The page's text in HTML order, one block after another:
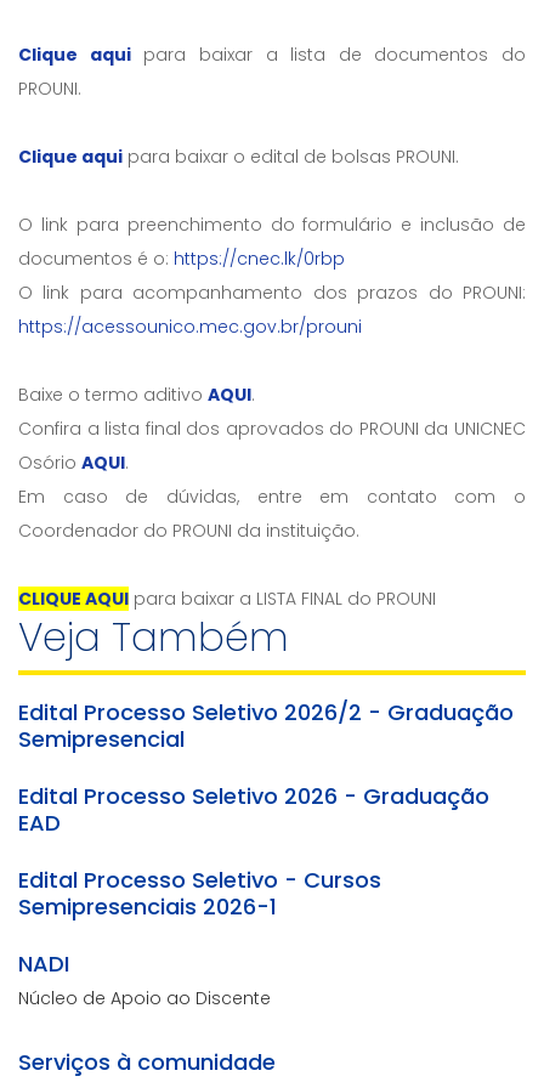
Clique aquipara baixar a lista de documentos do
PROUNI.
Clique aqui para baixar o edital de bolsas PROUNI.
O link para preenchimento do formulário e inclusão de
documentos é o: https://cnec.lk/0rbp
O link para acompanhamento dos prazos do PROUNI:
https://acessounico.mec.gov.br/prouni
Baixe o termo aditivo AQUI.
Confira a lista final dos aprovados do PROUNI da UNICNEC
Osório AQUI.
Em caso de dúvidas, entre em contato com o
Coordenador do PROUNI da instituição.
CLIQUE AQUI para baixar a LISTA FINAL do PROUNI
Veja Também
Edital Processo Seletivo 2026/2 - Graduação
Semipresencial
Edital Processo Seletivo 2026 - Graduação
EAD
Edital Processo Seletivo - Cursos
Semipresenciais 2026-1
NADI
Núcleo de Apoio ao Discente
Serviços à comunidade